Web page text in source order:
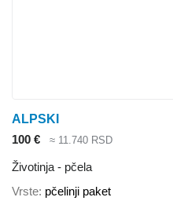
ALPSKI
100 €
≈ 11.740 RSD
Životinja - pčela
Vrste pčelinji paket